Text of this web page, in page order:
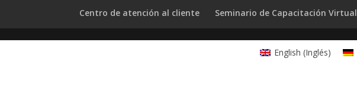
Centro de atención al cliente Seminario de Capacitación Virtual
English (Inglés)